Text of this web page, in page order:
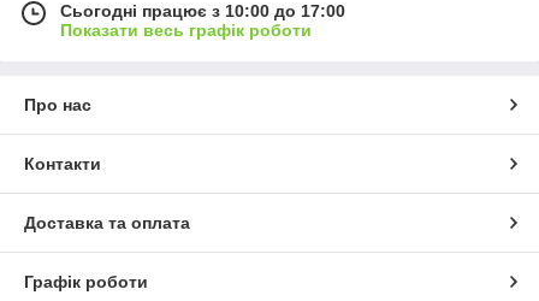
Сьогодні працює з 10:00 до 17:00
Показати весь графік роботи
Про нас
Контакти
Доставка та оплата
Графік роботи